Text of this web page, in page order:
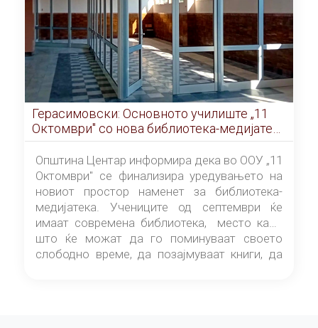
Герасимовски: Основното училиште „11
Октомври" со нова библиотека-медијатека
од септември
Општина Центар информира дека во ООУ „11
Октомври" се финализира уредувањето на
новиот простор наменет за библиотека-
медијатека. Учениците од септември ќе
имаат современа библиотека, место каде
што ќе можат да го поминуваат своето
слободно време, да позајмуваат книги, да